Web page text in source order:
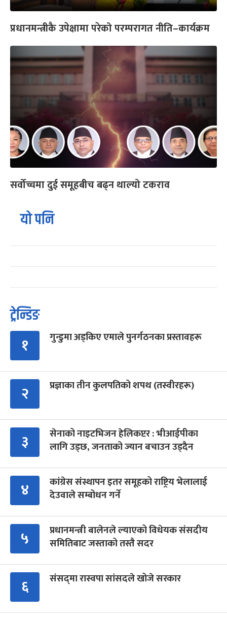
प्रधानमन्त्रीकै उपेक्षामा परेको परम्परागत नीति–कार्यक्रम
सर्वोच्चमा दुई समूहबीच बढ्न थाल्यो टकराव
यो पनि
ट्रेन्डिङ
१ गुन्डुमा अड्किए एमाले पुनर्गठनका प्रस्तावहरू
२ प्रज्ञाका तीन कुलपतिको शपथ (तस्वीरहरू)
३
सेनाको नाइटभिजन हेलिकप्टर : भीआईपीका
लागि उड्छ, जनताको ज्यान बचाउन उड्दैन
४
कांग्रेस संस्थापन इतर समूहको राष्ट्रिय भेलालाई
देउवाले सम्बोधन गर्ने
५
प्रधानमन्त्री बालेनले ल्याएको विधेयक संसदीय
समितिबाट जस्ताको तस्तै सदर
६ संसद्‍मा रास्वपा सांसदले खोजे सरकार